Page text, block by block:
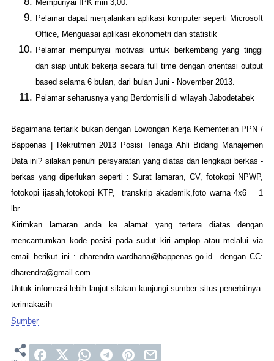
Mempunyai IPK min 3,00.
Pelamar dapat menjalankan aplikasi komputer seperti Microsoft
Office, Menguasai aplikasi ekonometri dan statistik
Pelamar mempunyai motivasi untuk berkembang yang tinggi
dan siap untuk bekerja secara full time dengan orientasi output
based selama 6 bulan, dari bulan Juni - November 2013.
Pelamar seharusnya yang Berdomisili di wilayah Jabodetabek
Bagaimana tertarik bukan dengan Lowongan Kerja Kementerian PPN /
Bappenas | Rekrutmen 2013 Posisi Tenaga Ahli Bidang Manajemen
Data ini? silakan penuhi persyaratan yang diatas dan lengkapi berkas -
berkas yang diperlukan seperti : Surat lamaran, CV, fotokopi NPWP,
fotokopi ijasah,fotokopi KTP, transkrip akademik,foto warna 4x6 = 1
lbr
Kirimkan lamaran anda ke alamat yang tertera diatas dengan
mencantumkan kode posisi pada sudut kiri amplop atau melalui via
email berikut ini : dharendra.wardhana@bappenas.go.id dengan CC:
dharendra@gmail.com
Untuk informasi lebih lanjut silakan kunjungi sumber situs penerbitnya.
terimakasih
Sumber